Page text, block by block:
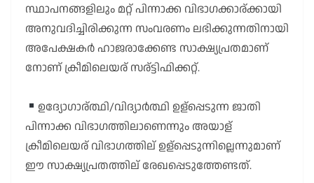
സ്ഥാപനങ്ങളിലും മറ്റ് പിന്നാക്ക വിഭാഗക്കാര്ക്കായി
അനുവദിച്ചിരിക്കുന്ന സംവരണം ലഭിക്കുന്നതിനായി
അപേക്ഷകർ ഹാജരാക്കേണ്ട സാക്ഷ്യപ്രതമാണ്
നോണ് ക്രീമിലെയര് സര്ട്ടിഫിക്കറ്റ്.
ഉദ്യോഗാര്ത്ഥി/വിദ്യാർത്ഥി ഉള്പ്പെടുന്ന ജാതി
പിന്നാക്ക വിഭാഗത്തിലാണെന്നും അയാള്
ക്രീമിലെയര് വിഭാഗത്തില് ഉള്പ്പെടുന്നില്ലെന്നുമാണ്
ഈ സാക്ഷ്യപ്രതത്തില് രേഖപ്പെടുത്തേണ്ടത്.